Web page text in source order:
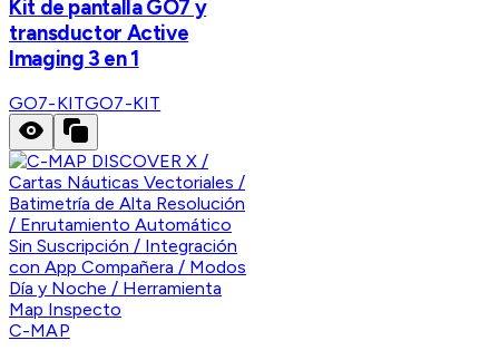
Kit de pantalla GO7 y
transductor Active
Imaging 3 en 1
GO7-KITGO7-KIT
C-MAP